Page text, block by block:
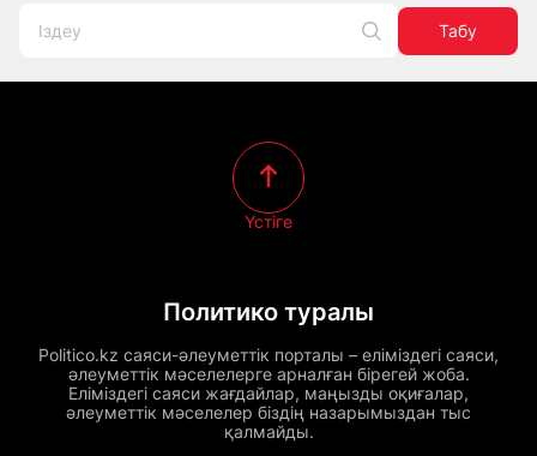
Табу
Политико туралы
Politico.kz саяси-әлеуметтік порталы – еліміздегі саяси,
әлеуметтік мәселелерге арналған бірегей жоба.
Еліміздегі саяси жағдайлар, маңызды оқиғалар,
әлеуметтік мәселелер біздің назарымыздан тыс
қалмайды.
Үстіге